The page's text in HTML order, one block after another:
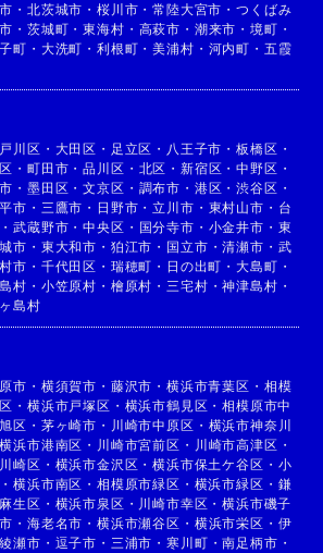
・北茨城市 ・桜川市 ・常陸大宮市 ・つくばみ
・茨城町 ・東海村 ・ 高萩市 ・ 潮来市 ・ 境町 ・
町 ・ 大洗町 ・利根町 ・美浦村 ・ 河内町 ・ 五霞
川区 ・ 大田区 ・ 足立区 ・ 八王子市 ・板橋区 ・
・町田市 ・品川区 ・ 北区 ・ 新宿区 ・中野区 ・
・墨田区 ・文京区 ・ 調布市 ・ 港区 ・渋谷区 ・
市 ・ 三鷹市 ・ 日野市 ・立川市 ・ 東村山市 ・ 台
・武蔵野市 ・中央区 ・ 国分寺市 ・ 小金井市 ・ 東
市 ・ 東大和市 ・ 狛江市 ・ 国立市 ・清瀬市 ・ 武
市 ・ 千代田区 ・ 瑞穂町 ・ 日の出町 ・大島町 ・
村 ・ 小笠原村 ・ 檜原村 ・ 三宅村 ・神津島村 ・
島村
市 ・ 横須賀市 ・ 藤沢市 ・横浜市青葉区 ・ 相模
・横浜市戸塚区 ・ 横浜市鶴見区 ・相模原市中
区 ・ 茅ヶ崎市 ・ 川崎市中原区 ・ 横浜市神奈川
横浜市港南区 ・ 川崎市宮前区 ・ 川崎市高津区 ・
崎区 ・ 横浜市金沢区 ・横浜市保土ケ谷区 ・ 小
・横浜市南区 ・相模原市緑区 ・ 横浜市緑区 ・ 鎌
生区 ・ 横浜市泉区 ・ 川崎市幸区 ・横浜市磯子
・海老名市 ・横浜市瀬谷区 ・ 横浜市栄区 ・ 伊
綾瀬市 ・ 逗子市 ・ 三浦市 ・寒川町 ・南足柄市 ・